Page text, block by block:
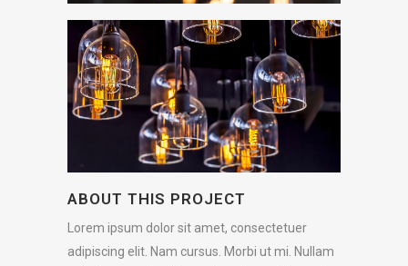
ABOUT THIS PROJECT
Lorem ipsum dolor sit amet, consectetuer
adipiscing elit. Nam cursus. Morbi ut mi. Nullam